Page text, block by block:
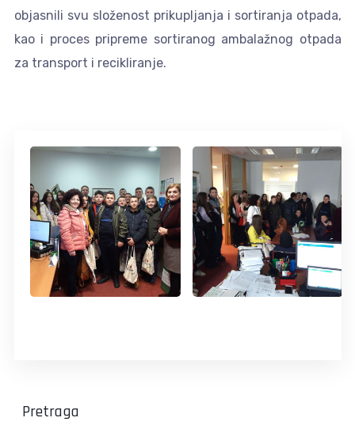
objasnili svu složenost prikupljanja i sortiranja otpada,
kao i proces pripreme sortiranog ambalažnog otpada
za transport i recikliranje.
Pretraga